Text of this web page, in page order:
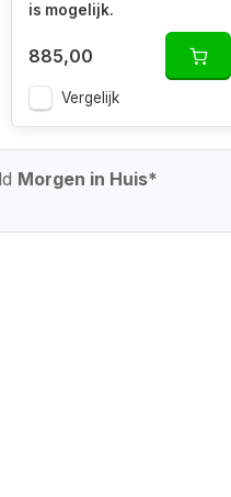
is mogelijk.
885,00
Vergelijk
Morgen in Huis*